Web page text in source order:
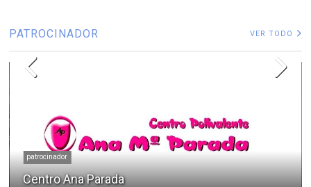
PATROCINADOR VER TODO
patrocinador
Centro Ana Parada